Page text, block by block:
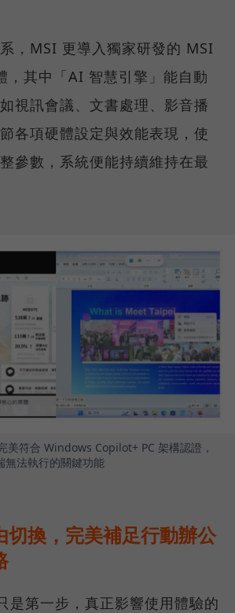
，MSI 更導入獨家研發的 MSI
，其中「AI 智慧引擎」能自動
視訊會議、文書處理、影音播
各項硬體設定與效能表現，使
參數，系統便能持續維持在最
美符合 Windows Copilot+ PC 架構認證，
無法執行的關鍵功能
切換，完美補足行動辦公
是第一步，真正影響使用體驗的